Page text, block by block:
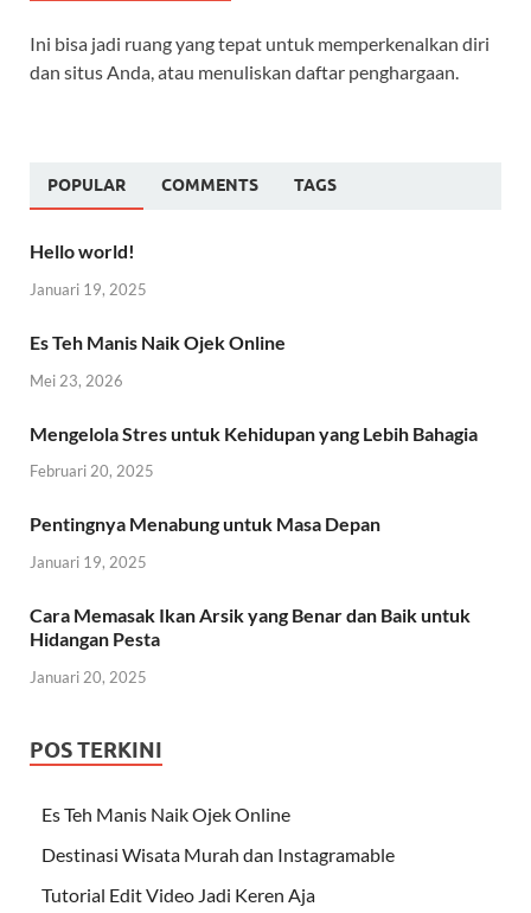
Ini bisa jadi ruang yang tepat untuk memperkenalkan diri
dan situs Anda, atau menuliskan daftar penghargaan.
POPULAR COMMENTS TAGS
Hello world!
Januari 19, 2025
Es Teh Manis Naik Ojek Online
Mei 23, 2026
Mengelola Stres untuk Kehidupan yang Lebih Bahagia
Februari 20, 2025
Pentingnya Menabung untuk Masa Depan
Januari 19, 2025
Cara Memasak Ikan Arsik yang Benar dan Baik untuk
Hidangan Pesta
Januari 20, 2025
POS TERKINI
Es Teh Manis Naik Ojek Online
Destinasi Wisata Murah dan Instagramable
Tutorial Edit Video Jadi Keren Aja